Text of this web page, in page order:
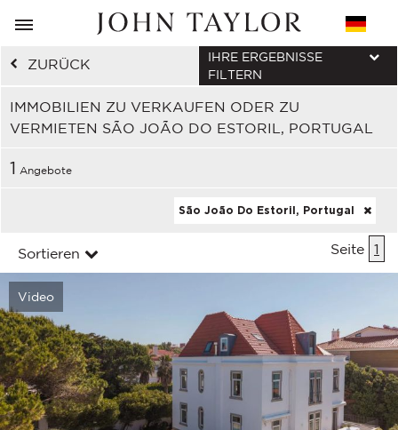
ZURÜCK
IMMOBILIEN ZU VERKAUFEN ODER ZU
VERMIETEN SÃO JOÃO DO ESTORIL, PORTUGAL
IHRE ERGEBNISSE
FILTERN
1 Angebote
São João Do Estoril, Portugal
Sortieren Seite 1
Video